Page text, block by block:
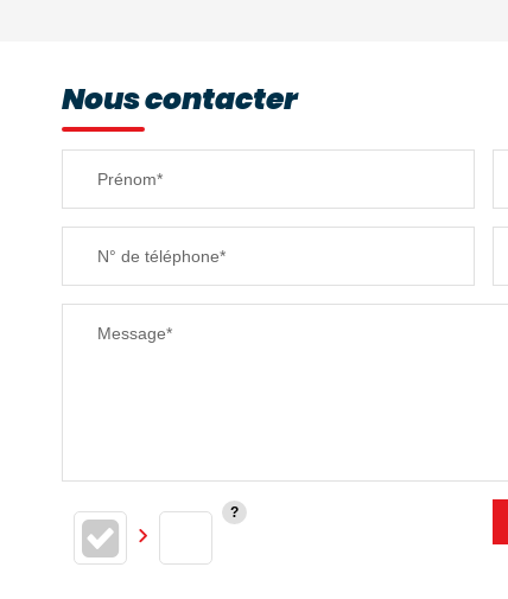
TAXE FONCIÈRE
RESTAURANTS ET CAFÉS
Nous contacter
Prénom*
N° de téléphone*
Message*